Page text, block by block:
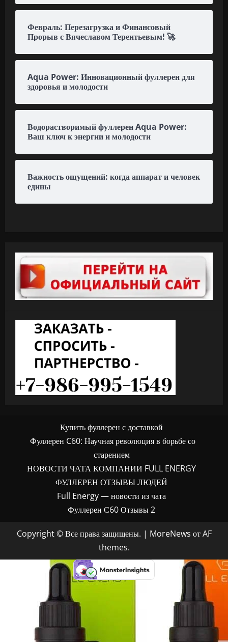
Февраль: Перезагрузка и Финансовый
Прорыв с Вячеславом Терентьевым! 🚀
Aqua Power: Инновационный фуллерен для
здоровья и молодости
Водорастворимый фуллерен Aqua Power:
Ваш ключ к энергии и молодости
Важность ощущений: когда аппарат и человек
едины
Купить фуллерен с доставкой
Фуллерен C60: Научная революция в борьбе со
старением
НОВОСТИ ЧАТА КОМПАНИИ FULL ENERGY
ФУЛЛЕРЕН ОТЗЫВЫ ЛЮДЕЙ
Full Energy — новости из чата
Фуллерен С60 Отзывы 2
Copyright © Все права защищены. | MoreNews от AF
themes.